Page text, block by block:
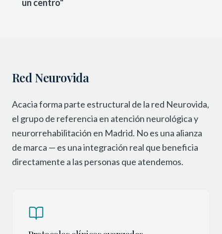
un centro"
Red Neurovida
Acacia forma parte estructural de la red Neurovida,
el grupo de referencia en atención neurológica y
neurorrehabilitación en Madrid. No es una alianza
de marca — es una integración real que beneficia
directamente a las personas que atendemos.